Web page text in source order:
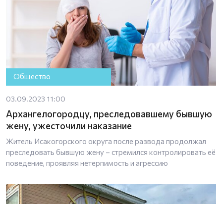
Общество
03.09.2023 11:00
Архангелогородцу, преследовавшему бывшую
жену, ужесточили наказание
Житель Исакогорского округа после развода продолжал
преследовать бывшую жену – стремился контролировать её
поведение, проявляя нетерпимость и агрессию